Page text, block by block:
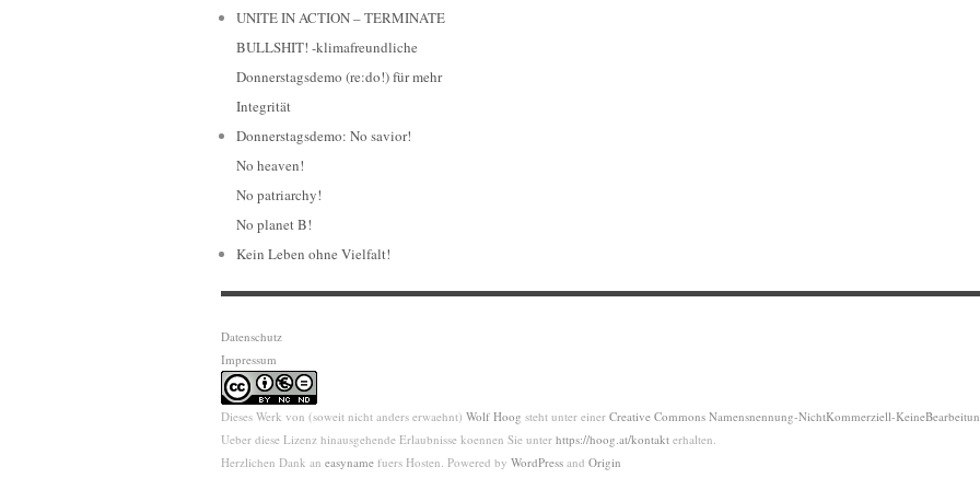
UNITE IN ACTION – TERMINATE
BULLSHIT! -klimafreundliche
Donnerstagsdemo (re:do!) für mehr
Integrität
Donnerstagsdemo: No savior!
No heaven!
No patriarchy!
No planet B!
Kein Leben ohne Vielfalt!
Datenschutz
Impressum
Dieses Werk von (soweit nicht anders erwaehnt) Wolf Hoog steht unter einer Creative Commons Namensnennung-NichtKommerziell-
Ueber diese Lizenz hinausgehende Erlaubnisse koennen Sie unter https://hoog.at/kontakt erhalten.
Herzlichen Dank an easyname fuers Hosten. Powered by WordPress and Origin